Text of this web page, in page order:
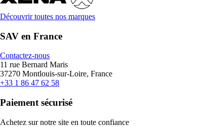
Découvrir toutes nos marques
SAV en France
Contactez-nous
11 rue Bernard Maris
37270 Montlouis-sur-Loire, France
+33 1 86 47 62 58
Paiement sécurisé
Achetez sur notre site en toute confiance